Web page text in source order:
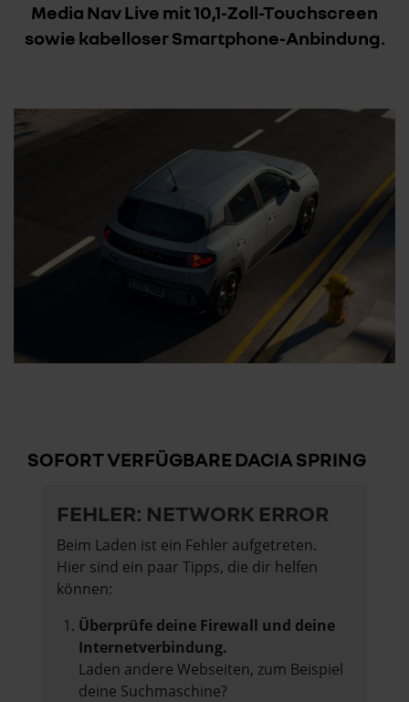
Media Nav Live mit 10,1-Zoll-Touchscreen
sowie kabelloser Smartphone-Anbindung.
SOFORT VERFÜGBARE DACIA SPRING
FEHLER: NETWORK ERROR
Beim Laden ist ein Fehler aufgetreten.
Hier sind ein paar Tipps, die dir helfen
können:
Überprüfe deine Firewall und deine
Internetverbindung.
Laden andere Webseiten, zum Beispiel
deine Suchmaschine?